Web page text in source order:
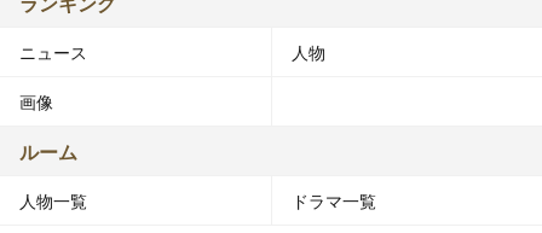
ニュース 人物
画像
ルーム
人物一覧 ドラマ一覧